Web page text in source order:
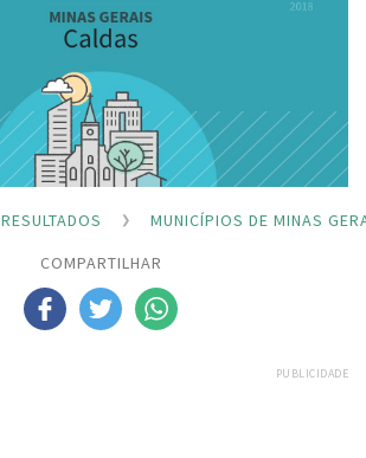
RESULTADOS
MUNICÍPIOS DE MINAS
COMPARTILHAR
PUBLICIDADE